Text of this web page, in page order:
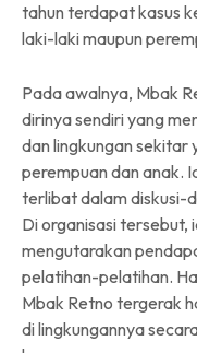
tahun terdapat kasus
laki-laki maupun
Pada awalnya, Mbak
dirinya sendiri yang
dan lingkungan
perempuan dan anak.
terlibat dalam diskusi-
Di organisasi tersebut,
mengutarakan
pelatihan-pelatihan.
Mbak Retno tergerak
di lingkungannya